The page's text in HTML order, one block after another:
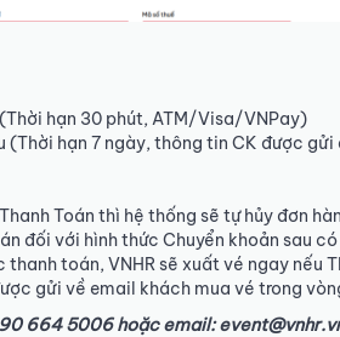
hạn 30 phút, ATM/Visa/VNPay)
(Thời hạn 7 ngày, thông tin CK được
Toán thì hệ thống sẽ tự hủy đơn
đối với hình thức Chuyển khoản sau
thanh toán, VNHR sẽ xuất vé ngay
gửi về email khách mua vé trong
664 5006 hoặc email: